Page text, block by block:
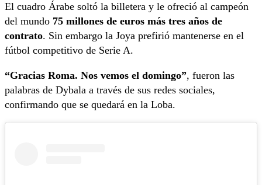
El cuadro Árabe soltó la billetera y le ofreció al campeón
del mundo 75 millones de euros más tres años de
contrato. Sin embargo la Joya prefirió mantenerse en el
fútbol competitivo de Serie A.
“Gracias Roma. Nos vemos el domingo”, fueron las
palabras de Dybala a través de sus redes sociales,
confirmando que se quedará en la Loba.